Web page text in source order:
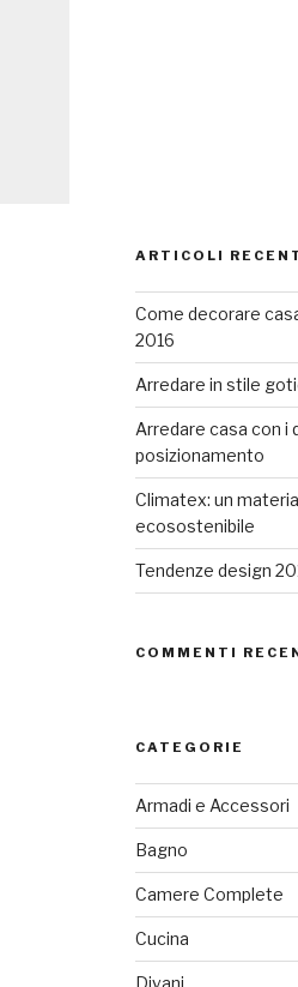
ARTICOLI
Come decorare
2016
Arredare in stile
Arredare casa con i
posizionamento
Climatex: un
ecosostenibile
Tendenze design
COMMENTI
CATEGORIE
Armadi e Accessori
Bagno
Camere Complete
Cucina